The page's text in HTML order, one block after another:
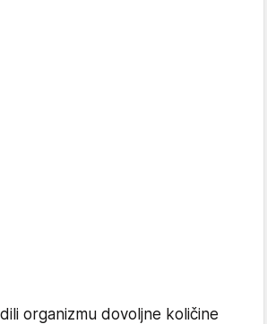
organizmu dovoljne količine